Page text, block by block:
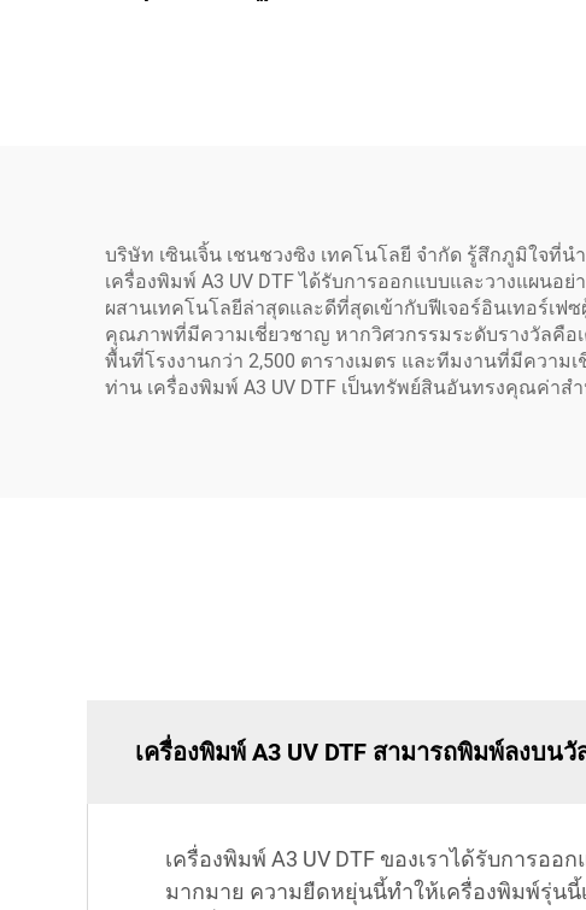
บริษัท เซินเจิ้น เชนชวงซิง เทคโนโลยี จำกัด รู้สึกภูมิใจที่
เครื่องพิมพ์ A3 UV DTF ได้รับการออกแบบและวางแผน
ผสานเทคโนโลยีล่าสุดและดีที่สุดเข้ากับฟีเจอร์อินเทอร์เ
คุณภาพที่มีความเชี่ยวชาญ หากวิศวกรรมระดับรางวัลคือ
พื้นที่โรงงานกว่า 2,500 ตารางเมตร และทีมงานที่มีควา
ท่าน เครื่องพิมพ์ A3 UV DTF เป็นทรัพย์สินอันทรงคุณค่า
เครื่องพิมพ์ A3 UV DTF สามารถพิมพ์ลงบน
เครื่องพิมพ์ A3 UV DTF ของเราได้รับการ
มากมาย ความยืดหยุ่นนี้ทำให้เครื่องพิมพ์รุ่น